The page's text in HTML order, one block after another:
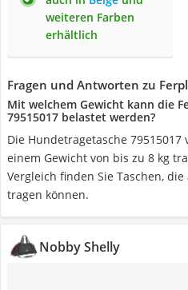
weiteren Farben
erhältlich
Fragen und Antworten zu
Mit welchem Gewicht kann die
79515017 belastet werden?
Die Hundetragetasche
einem Gewicht von bis zu 8 kg
Vergleich finden Sie Taschen,
tragen können.
Nobby Shelly